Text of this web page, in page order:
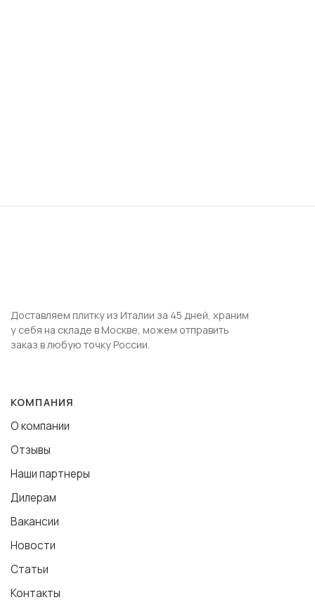
Доставляем плитку из Италии за 45 дней, храним
у себя на складе в Москве, можем отправить
заказ в любую точку России.
КОМПАНИЯ
О компании
Отзывы
Наши партнеры
Дилерам
Вакансии
Новости
Статьи
Контакты